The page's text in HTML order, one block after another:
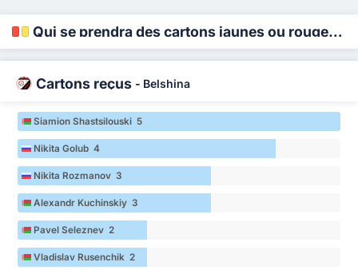
Qui se prendra des cartons jaunes ou rouges ?
Cartons reçus - Belshina
Siamion Shastsilouski 5
Nikita Golub 4
Nikita Rozmanov 3
Alexandr Kuchinskiy 3
Pavel Seleznev 2
Vladislav Rusenchik 2